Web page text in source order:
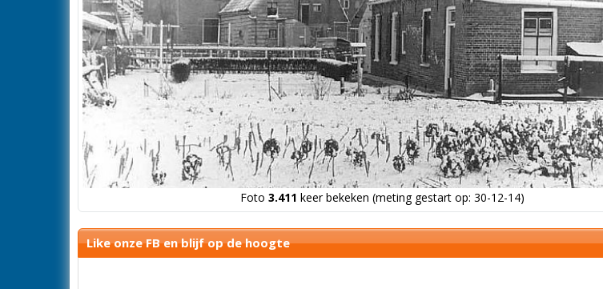
Foto 3.411 keer bekeken (meting gestart op: 30-12-14)
Like onze FB en blijf op de hoogte